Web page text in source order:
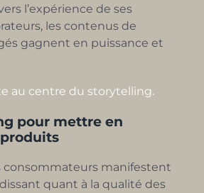
l’expérience de ses
les contenus de
gagnent en puissance et
au centre du storytelling.
pour mettre en
consommateurs manifestent
quant à la qualité des